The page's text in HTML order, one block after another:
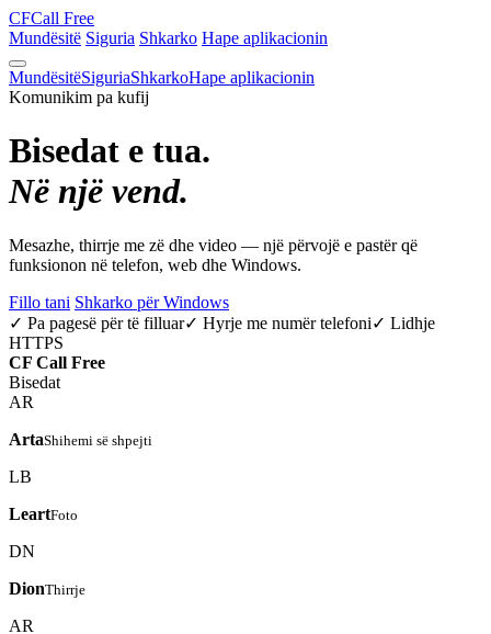
CFCall Free
Mundësitë Siguria Shkarko Hape aplikacionin
MundësitëSiguriaShkarkoHape aplikacionin
Komunikim pa kufij
Bisedat e tua.
Në një vend.
Mesazhe, thirrje me zë dhe video — një përvojë e pastër që
funksionon në telefon, web dhe Windows.
Fillo tani Shkarko për Windows
✓ Pa pagesë për të filluar✓ Hyrje me numër telefoni✓ Lidhje
HTTPS
CF Call Free
Bisedat
AR
ArtaShihemi së shpejti
LB
LeartFoto
DN
DionThirrje
AR